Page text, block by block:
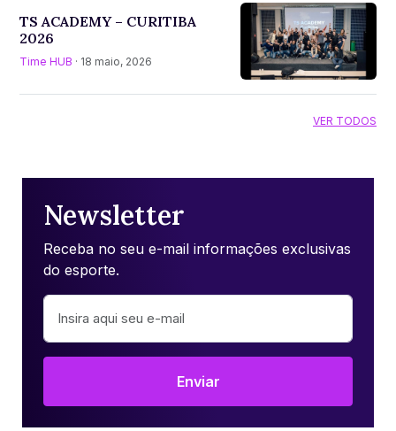
TS ACADEMY – CURITIBA
2026
Time HUB · 18 maio, 2026
VER TODOS
Newsletter
Receba no seu e-mail informações exclusivas
do esporte.
Enviar